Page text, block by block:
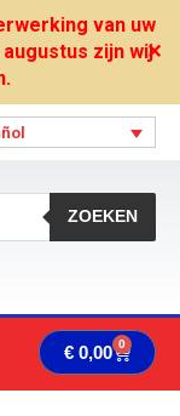
van uw
zijn wij✕
ZOEKEN
€ 0,00 0